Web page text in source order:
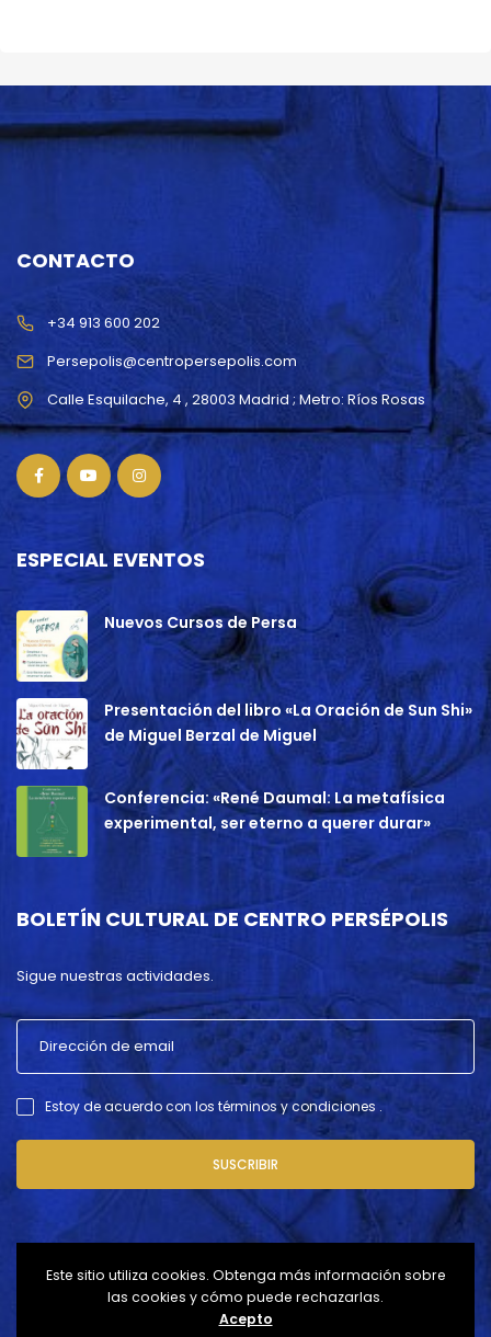
CONTACTO
Persepolis@centropersepolis.com
+34 913 600 202
ESPECIAL EVENTOS
Nuevos Cursos de Persa
Presentación del libro «La Oración de Sun Shi»
de Miguel Berzal de Miguel
Conferencia: «René Daumal: La metafísica
experimental, ser eterno a querer durar»
BOLETÍN CULTURAL DE CENTRO PERSÉPOLIS
Sigue nuestras actividades.
Estoy de acuerdo con los términos y condiciones .
SUSCRIBIR
Este sitio utiliza cookies. Obtenga más información sobre
las cookies y cómo puede rechazarlas.
Acepto